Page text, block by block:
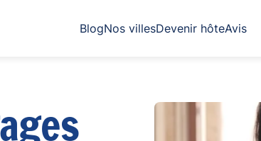
BlogNos villesDevenir hôteAvis